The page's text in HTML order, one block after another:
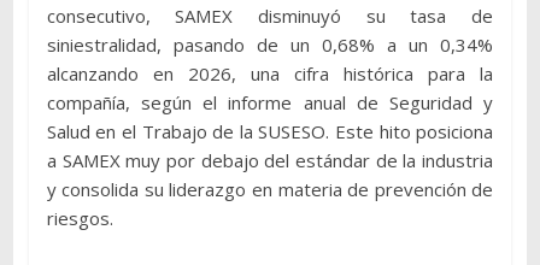
consecutivo, SAMEX disminuyó su tasa de
siniestralidad, pasando de un 0,68% a un 0,34%
alcanzando en 2026, una cifra histórica para la
compañía, según el informe anual de Seguridad y
Salud en el Trabajo de la SUSESO. Este hito posiciona
a SAMEX muy por debajo del estándar de la industria
y consolida su liderazgo en materia de prevención de
riesgos.